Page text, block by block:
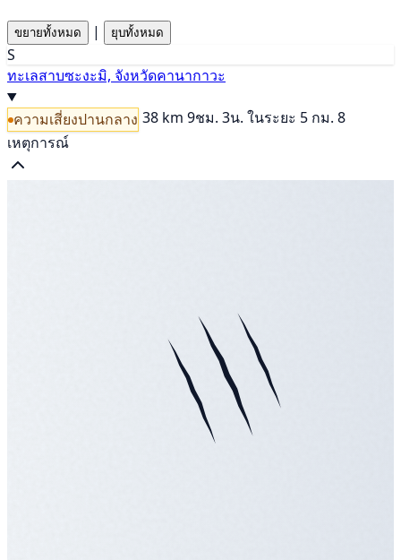
ขยายทั้งหมด | ยุบทั้งหมด
S
ทะเลสาบซะงะมิ, จังหวัดคานากาวะ
ความเสี่ยงปานกลาง 38 km 9ชม. 3น. ในระยะ 5 กม. 8
เหตุการณ์